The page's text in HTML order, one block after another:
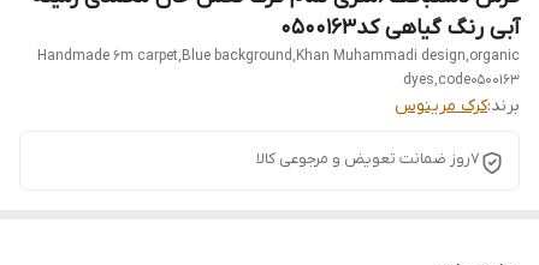
آبی رنگ گیاهی کد0500163
Handmade 6m carpet,Blue background,Khan Muhammadi design,organic
dyes,code0500163
برند:کرک مرینوس
7روز ضمانت تعویض و مرجوعی کالا